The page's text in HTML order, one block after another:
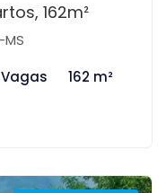
162m²
162 m²